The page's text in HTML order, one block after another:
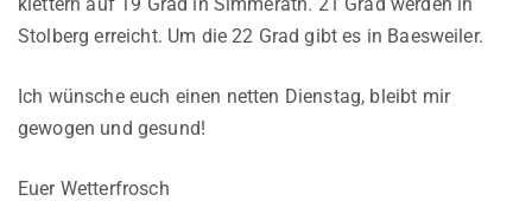
Stolberg erreicht. Um die 22 Grad gibt es in Baesweiler.
Ich wünsche euch einen netten Dienstag, bleibt mir
gewogen und gesund!
Euer Wetterfrosch